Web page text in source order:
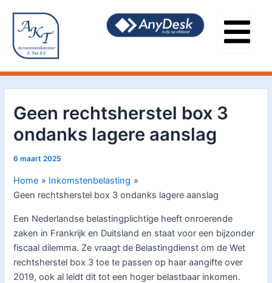
inhoud
Geen rechtsherstel box 3
ondanks lagere aanslag
6 maart 2025
Home
Inkomstenbelasting
Geen rechtsherstel box 3 ondanks lagere aanslag
Een Nederlandse belastingplichtige heeft onroerende
zaken in Frankrijk en Duitsland en staat voor een bijzonder
fiscaal dilemma. Ze vraagt de Belastingdienst om de Wet
rechtsherstel box 3 toe te passen op haar aangifte over
2019, ook al leidt dit tot een hoger belastbaar inkomen.
navigatie